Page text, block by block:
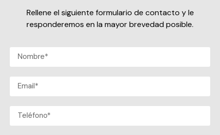
Rellene el siguiente formulario de contacto y le
responderemos en la mayor brevedad posible.